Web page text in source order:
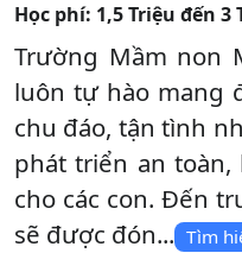
Học phí: 1,5 Triệu đến 3
Trường Mầm non
luôn tự hào mang
chu đáo, tận tình
phát triển an toàn,
cho các con. Đến
sẽ được đón... Tìm